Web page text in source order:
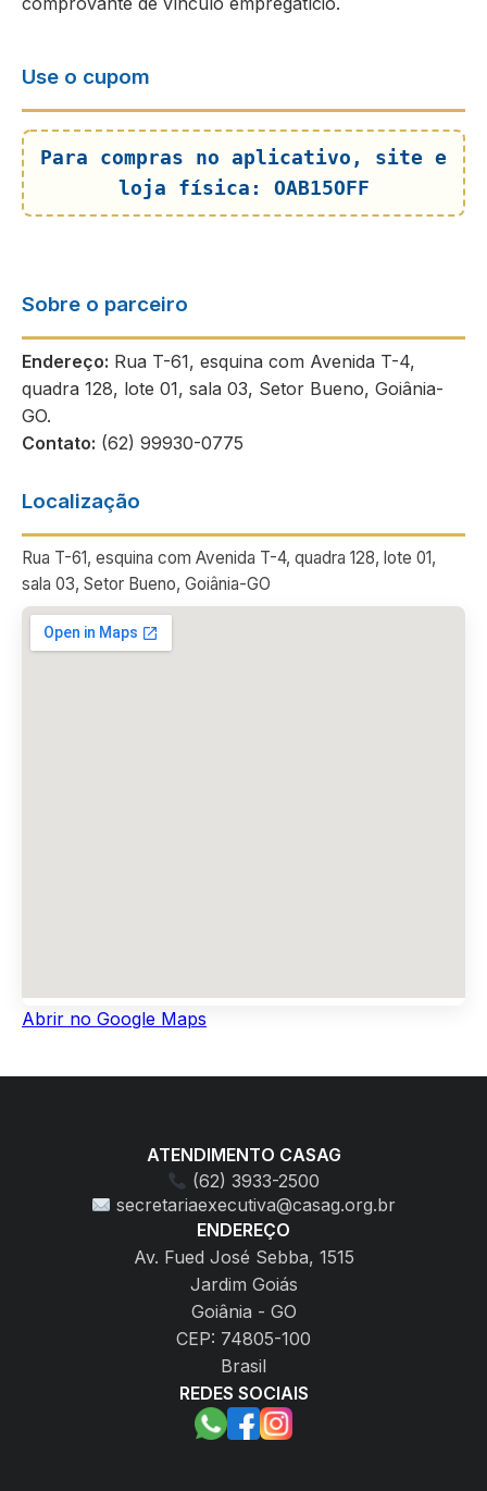
Use o cupom
Para compras no aplicativo, site e
loja física: OAB15OFF
Sobre o parceiro
Endereço: Rua T-61, esquina com Avenida T-4,
quadra 128, lote 01, sala 03, Setor Bueno, Goiânia-
GO.
Contato: (62) 99930-0775
Localização
Rua T-61, esquina com Avenida T-4, quadra 128, lote 01,
sala 03, Setor Bueno, Goiânia-GO
Abrir no Google Maps
ATENDIMENTO CASAG
(62) 3933-2500
secretariaexecutiva@casag.org.br
ENDEREÇO
Av. Fued José Sebba, 1515
Jardim Goiás
Goiânia - GO
CEP: 74805-100
Brasil
REDES SOCIAIS